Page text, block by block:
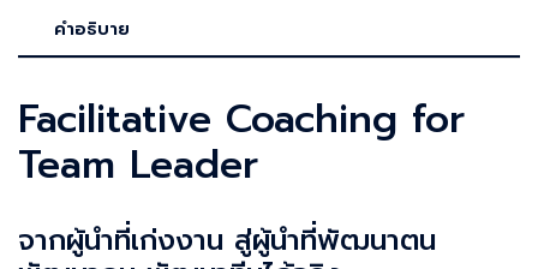
Courage
Coach
คำอธิบาย
Facilitative Coaching for
Team Leader
จากผู้นำที่เก่งงาน สู่ผู้นำที่พัฒนาตน